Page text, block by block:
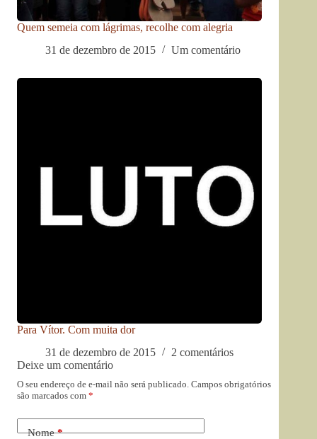
Quem semeia com lágrimas, recolhe com alegria
31 de dezembro de 2015
Um comentário
Para Vítor. Com muita dor
31 de dezembro de 2015
2 comentários
Deixe um comentário
O seu endereço de e-mail não será publicado. Campos obrigatórios
são marcados com *
Nome*